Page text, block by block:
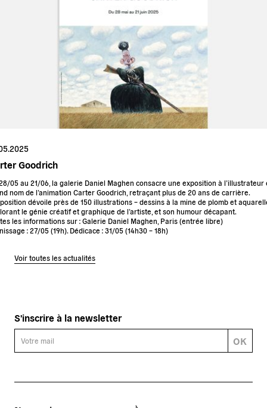
Goodrich
05 au 21/06, la galerie Daniel Maghen consacre une exposition à l’illustrateur
nom de l’animation Carter Goodrich, retraçant plus de 20 ans de carrière.
dévoile près de 150 illustrations – dessins à la mine de plomb et
le génie créatif et graphique de l’artiste, et son humour décapant.
les informations sur : Galerie Daniel Maghen , Paris (entrée libre)
: 27/05 (19h). Dédicace : 31/05 (14h30 – 18h)
Voir toutes les actualités
S'inscrire à la newsletter
OK